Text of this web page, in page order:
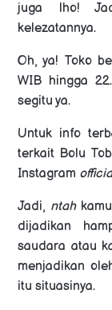
juga lho!
kelezatannya.
Oh, ya! Toko
WIB hingga
segitu ya.
Untuk info
terkait Bolu
Instagram
Jadi, ntah
dijadikan
saudara atau
menjadikan
itu situasinya.